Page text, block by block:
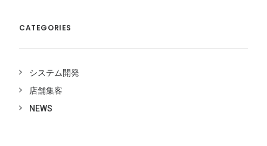
CATEGORIES
システム開発
店舗集客
NEWS